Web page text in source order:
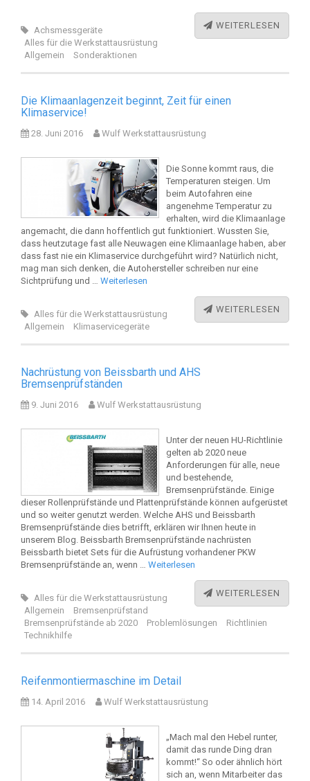
WEITERLESEN
Achsmessgeräte
Alles für die Werkstattausrüstung
Allgemein
Sonderaktionen
Die Klimaanlagenzeit beginnt, Zeit für einen
Klimaservice!
28. Juni 2016 Wulf Werkstattausrüstung
Die Sonne kommt raus, die
Temperaturen steigen. Um
beim Autofahren eine
angenehme Temperatur zu
erhalten, wird die Klimaanlage
angemacht, die dann hoffentlich gut funktioniert. Wussten Sie,
dass heutzutage fast alle Neuwagen eine Klimaanlage haben, aber
dass fast nie ein Klimaservice durchgeführt wird? Natürlich nicht,
mag man sich denken, die Autohersteller schreiben nur eine
Sichtprüfung und … Weiterlesen
WEITERLESEN
Alles für die Werkstattausrüstung
Allgemein
Klimaservicegeräte
Nachrüstung von Beissbarth und AHS
Bremsenprüfständen
9. Juni 2016 Wulf Werkstattausrüstung
Unter der neuen HU-Richtlinie
gelten ab 2020 neue
Anforderungen für alle, neue
und bestehende,
Bremsenprüfstände. Einige
dieser Rollenprüfstände und Plattenprüfstände können aufgerüstet
und so weiter genutzt werden. Welche AHS und Beissbarth
Bremsenprüfstände dies betrifft, erklären wir Ihnen heute in
unserem Blog. Beissbarth Bremsenprüfstände nachrüsten
Beissbarth bietet Sets für die Aufrüstung vorhandener PKW
Bremsenprüfstände an, wenn … Weiterlesen
WEITERLESEN
Alles für die Werkstattausrüstung
Allgemein
Bremsenprüfstand
Bremsenprüfstände ab 2020
Problemlösungen
Richtlinien
Technikhilfe
Reifenmontiermaschine im Detail
14. April 2016 Wulf Werkstattausrüstung
„Mach mal den Hebel runter,
damit das runde Ding dran
kommt!“ So oder ähnlich hört
sich an, wenn Mitarbeiter das